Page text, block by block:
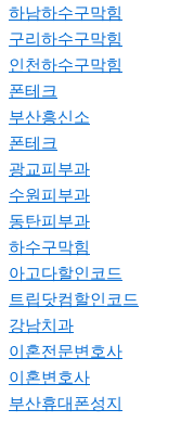
하남하수구막힘
구리하수구막힘
인천하수구막힘
폰테크
부산흥신소
폰테크
광교피부과
수원피부과
동탄피부과
하수구막힘
아고다할인코드
트립닷컴할인코드
강남치과
이혼전문변호사
이혼변호사
부산휴대폰성지